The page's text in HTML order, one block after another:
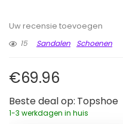
Uw recensie toevoegen
15
Sandalen Schoenen
€69.96
Beste deal op: Topshoe
1-3 werkdagen in huis